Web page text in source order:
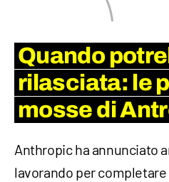
Quando
rilasciata: le
mosse di
Anthropic ha annunciato
lavorando per